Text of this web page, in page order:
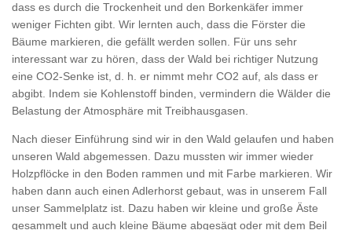
dass es durch die Trockenheit und den Borkenkäfer immer
weniger Fichten gibt. Wir lernten auch, dass die Förster die
Bäume markieren, die gefällt werden sollen. Für uns sehr
interessant war zu hören, dass der Wald bei richtiger Nutzung
eine CO2-Senke ist, d. h. er nimmt mehr CO2 auf, als dass er
abgibt. Indem sie Kohlenstoff binden, vermindern die Wälder die
Belastung der Atmosphäre mit Treibhausgasen.
Nach dieser Einführung sind wir in den Wald gelaufen und haben
unseren Wald abgemessen. Dazu mussten wir immer wieder
Holzpflöcke in den Boden rammen und mit Farbe markieren. Wir
haben dann auch einen Adlerhorst gebaut, was in unserem Fall
unser Sammelplatz ist. Dazu haben wir kleine und große Äste
gesammelt und auch kleine Bäume abgesägt oder mit dem Beil